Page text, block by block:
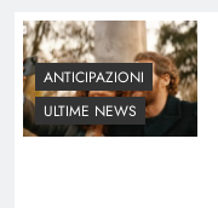
ANTICIPAZIONI
ULTIME NEWS